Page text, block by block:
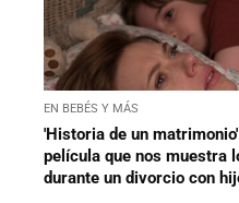
EN BEBÉS Y MÁS
'Historia de un
película que nos muestra
durante un divorcio con